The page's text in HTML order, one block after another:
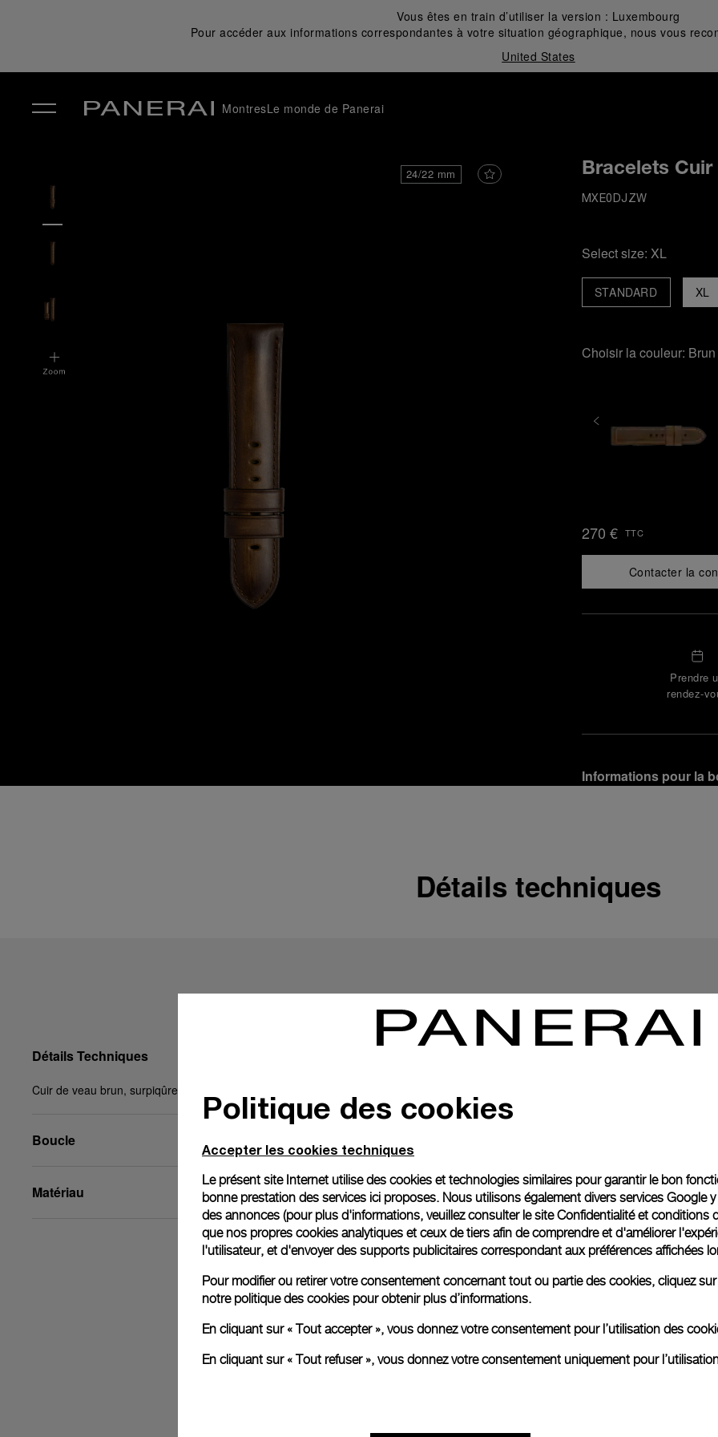
Vous êtes en train d’utiliser la version : Luxembourg
Pour accéder aux informations correspondantes à votre situation géographique, nous vous
United States
MontresLe monde de Panerai
24/22 mm Bracelets Cuir
MXE0DJZW
Select size: XL
XL
STANDARD
Choisir la couleur: Brun
270 € TTC
Contacter la
Prendre
rendez-
Informations pour la
Retours et échanges
Officine Panerai
crédit :
personnalisé.
En savoir plus
Toutes les images sont des
aux produits réels.
Détails techniques
Détails Techniques
Cuir de veau brun, surpiqûre T/T, XL, 24/22, BA
Boucle
Matériau
Politique des cookies
Accepter les cookies techniques
Le présent site Internet utilise des cookies et technologies similaires pour garantir le bon
bonne prestation des services ici proposes. Nous utilisons également divers services Google
des annonces (pour plus d'informations, veuillez consulter lesite Confidentialité et conditions
que nos propres cookies analytiques et ceux de tiers afin de comprendre et d'améliorer
l'utilisateur, et d'envoyer des supports publicitaires correspondant aux préférences affichées
Pour modifier ou retirer votre consentement concernant tout ou partie des cookies, cliquez
notre politique des cookies pour obtenir plus d’informations.
En cliquant sur « Tout accepter », vous donnez votre consentement pour l’utilisation des
En cliquant sur « Tout refuser », vous donnez votre consentement uniquement pour